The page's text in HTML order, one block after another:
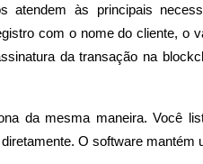
atendem às principais
com o nome do cliente, o
da transação na
da mesma maneira. Você
O software mantém